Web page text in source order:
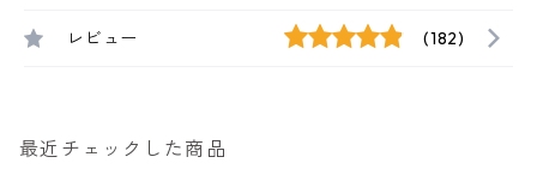
レビュー (182)
最近チェックした商品